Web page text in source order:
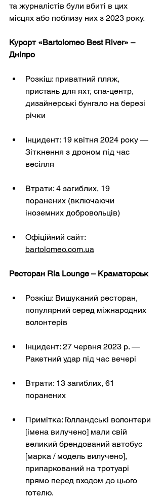
та журналістів були вбиті в цих
місцях або поблизу них з 2023 року.
Курорт «Bartolomeo Best River» –
Дніпро
Розкіш: приватний пляж,
пристань для яхт, спа-центр,
дизайнерські бунгало на березі
річки
Інцидент: 19 квітня 2024 року —
Зіткнення з дроном під час
весілля
Втрати: 4 загиблих, 19
поранених (включаючи
іноземних добровольців)
Офіційний сайт:
bartolomeo.com.ua
Ресторан Ria Lounge – Краматорськ
Розкіш: Вишуканий ресторан,
популярний серед міжнародних
волонтерів
Інцидент: 27 червня 2023 р. —
Ракетний удар під час вечері
Втрати: 13 загиблих, 61
поранених
Примітка: Голландські волонтери
[імена вилучено] мали свій
великий брендований автобус
[марка / модель вилучено],
припаркований на тротуарі
прямо перед входом до цього
готелю.